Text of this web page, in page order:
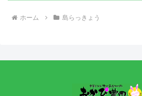
ホーム 島らっきょう